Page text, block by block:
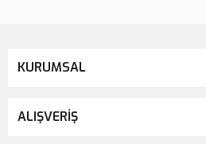
KURUMSAL
ALIŞVERİŞ